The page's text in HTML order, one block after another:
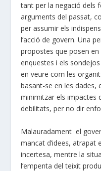
tant per la negació dels
arguments del passat,
per assumir els
l’acció de govern. Una
propostes que posen
enquestes i els
en veure com les
basant-se en les
minimitzar els impactes
debilitats, per no dir
Malauradament el
mancat d’idees, atrapat
incertesa, mentre la
l’empenta del teixit